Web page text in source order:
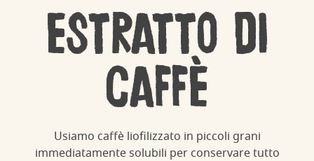
Estratto di
caffè
Usiamo caffè liofilizzato in piccoli grani
immediatamente solubili per conservare tutto